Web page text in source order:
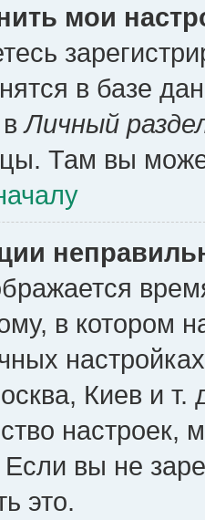
мои
в базе
вЛичный
Там вы
в котором
Киев и т.
настроек,
Если вы не
это.